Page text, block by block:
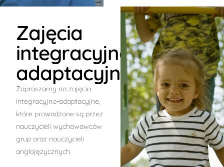
Zajęcia
integracyjno-
adaptacyjne
Zapraszamy na zajęcia
integracyjno-adaptacyjne,
które prowadzone są przez
nauczycieli wychowawców
grup oraz nauczycieli
anglojęzycznych.